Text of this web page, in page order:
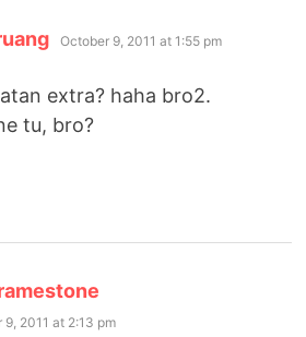
says:
October 9, 2011 at 1:55 pm
extra? haha bro2.
tu, bro?
9, 2011 at 2:13 pm